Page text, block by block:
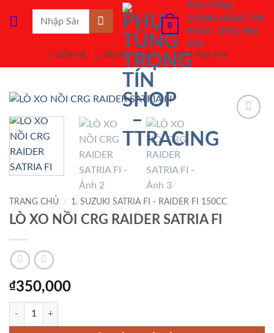
0
PHỤ TÙNG
CHÍNH HÃNG TÍN
PHÁT - 0931 966
996
LIÊN HỆ 08:00 - 17:00 0931 966 996
TRANG CHỦ / 1. SUZUKI SATRIA FI - RAIDER FI 150CC
LÒ XO NỒI CRG RAIDER SATRIA FI
₫350,000
LÒ XO NỒI CRG RAIDER SATRIA FI số lượng